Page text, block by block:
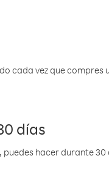
cada vez que
días
puedes hacer durante